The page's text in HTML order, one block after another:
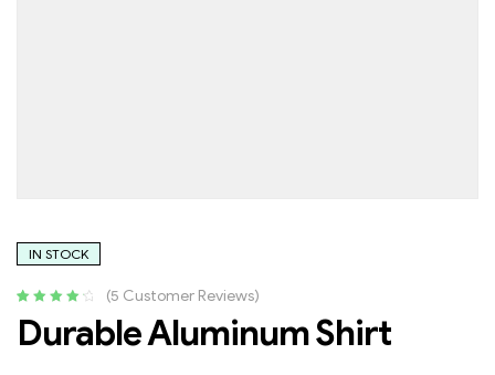
IN STOCK
out of 5
(5 Customer Reviews)
Durable Aluminum Shirt